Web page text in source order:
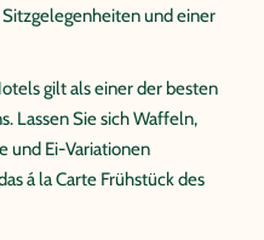
und einer
gilt als einer der besten
Lassen Sie sich Waffeln,
und Ei-Variationen
á la Carte Frühstück des